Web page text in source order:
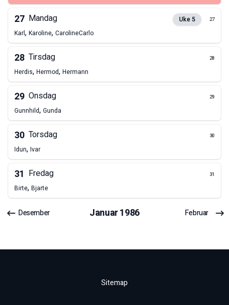
27 Mandag Uke 5 27
Karl, Karoline, CarolineCarlo
28 Tirsdag 28
Herdis, Hermod, Hermann
29 Onsdag 29
Gunnhild, Gunda
30 Torsdag 30
Idun, Ivar
31 Fredag 31
Birte, Bjarte
Desember Januar1986 Februar
Sitemap